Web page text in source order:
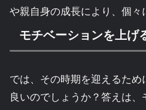
や親自身の成長により、個々
モチベーションを上げ
では、その時期を迎えるた
良いのでしょうか？答えは